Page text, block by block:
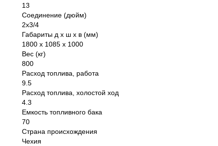
13
Соединение (дюйм)
2х3/4
Габариты д х ш х в (мм)
1800 х 1085 х 1000
Вес (кг)
800
Расход топлива, работа
9.5
Расход топлива, холостой ход
4.3
Емкость топливного бака
70
Страна происхождения
Чехия